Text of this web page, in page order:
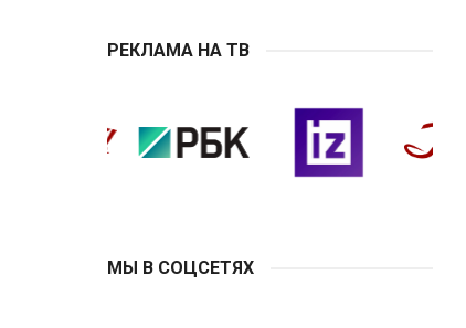
РЕКЛАМА НА ТВ
МЫ В СОЦСЕТЯХ